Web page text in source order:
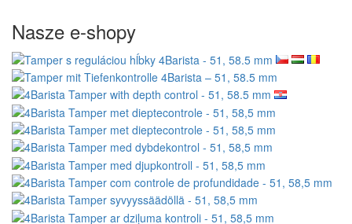
Nasze e-shopy